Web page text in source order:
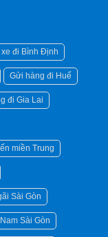
đi Bình Định
Gửi hàng đi Huế
đi Gia Lai
miền Trung
Sài Gòn
Sài Gòn